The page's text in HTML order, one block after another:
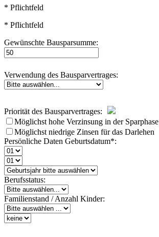
* Pflichtfeld
* Pflichtfeld
Gewünschte Bausparsumme:
Verwendung des Bausparvertrages:
Priorität des Bausparvertrages:
Möglichst hohe Verzinsung in der Sparphase
Möglichst niedrige Zinsen für das Darlehen
Persönliche Daten Geburtsdatum*:
Berufsstatus:
Familienstand / Anzahl Kinder: